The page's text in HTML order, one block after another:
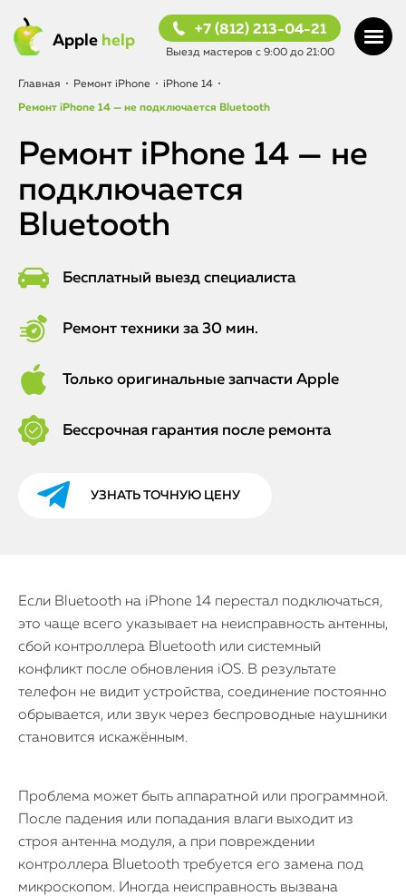
Apple help
+7 (812) 213-04-21
Выезд мастеров с 9:00 до 21:00
Главная • Ремонт iPhone • iPhone 14 •
Ремонт iPhone 14 — не подключается Bluetooth
Ремонт iPhone 14 — не
подключается
Bluetooth
Бесплатный выезд специалиста
Ремонт техники за 30 мин.
Только оригинальные запчасти Apple
Бессрочная гарантия после ремонта
УЗНАТЬ ТОЧНУЮ ЦЕНУ
Если Bluetooth на iPhone 14 перестал подключаться,
это чаще всего указывает на неисправность антенны,
сбой контроллера Bluetooth или системный
конфликт после обновления iOS. В результате
телефон не видит устройства, соединение постоянно
обрывается, или звук через беспроводные наушники
становится искажённым.
Проблема может быть аппаратной или программной.
После падения или попадания влаги выходит из
строя антенна модуля, а при повреждении
контроллера Bluetooth требуется его замена под
микроскопом. Иногда неисправность вызвана